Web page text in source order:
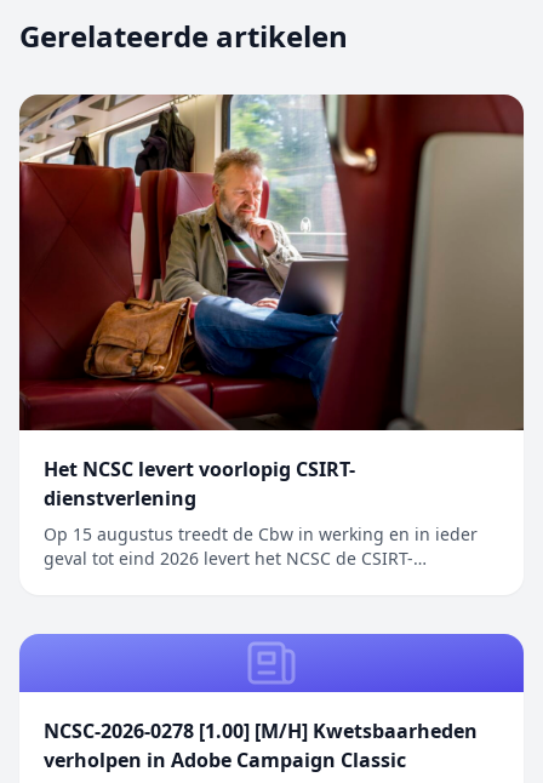
Gerelateerde artikelen
Het NCSC levert voorlopig CSIRT-
dienstverlening
Op 15 augustus treedt de Cbw in werking en in ieder
geval tot eind 2026 levert het NCSC de CSIRT-
levert voorlopig CSIRT-dienstverlening verscheen eerst
NCSC-2026-0278 [1.00] [M/H] Kwetsbaarheden
verholpen in Adobe Campaign Classic